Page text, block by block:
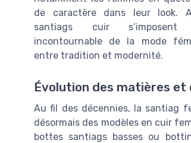
de caractère dans leur look.
santiags cuir
incontournable de la mode
entre tradition et modernité.
Évolution des matières et
Au fil des décennies, la santiag
désormais des modèles en cuir
bottes santiags basses ou